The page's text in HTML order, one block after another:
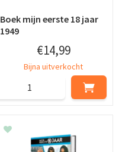
Boek mijn eerste 18 jaar
1949
€14,99
Bijna uitverkocht